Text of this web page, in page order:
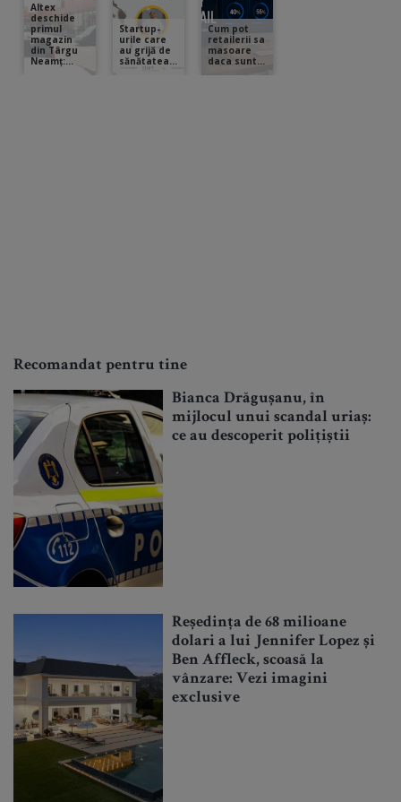
Recomandat pentru tine
Bianca Drăgușanu, în
mijlocul unui scandal uriaș:
ce au descoperit polițiștii
Reședința de 68 milioane
dolari a lui Jennifer Lopez și
Ben Affleck, scoasă la
vânzare: Vezi imagini
exclusive